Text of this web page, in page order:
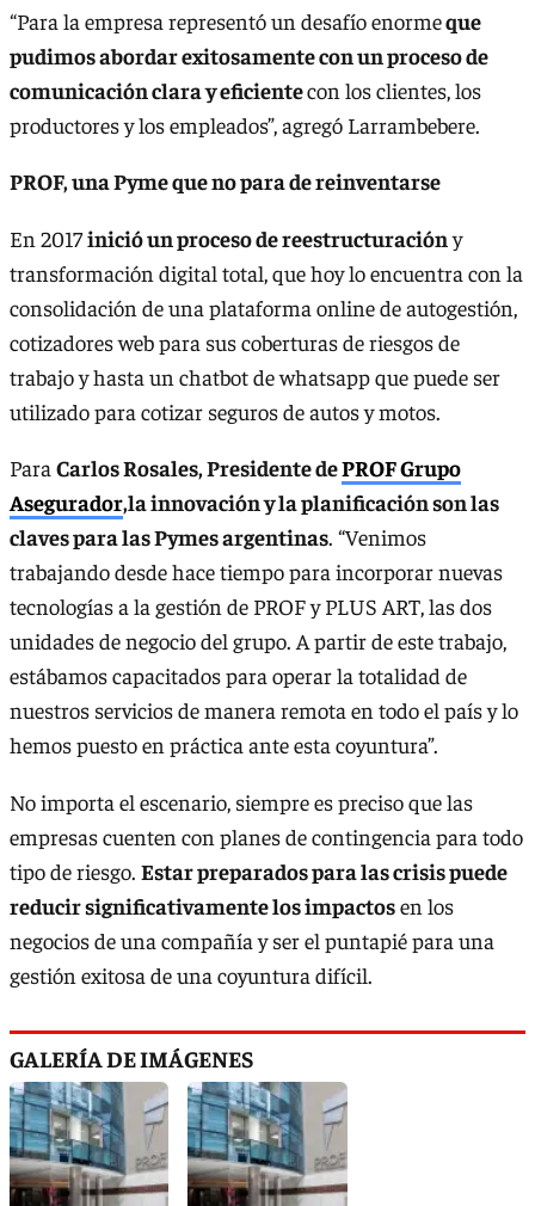
“Para la empresa representó un desafío enormeque
pudimos abordar exitosamente con un proceso de
comunicación clara y eficientecon los clientes, los
productores y los empleados”, agregó Larrambebere.
PROF, una Pyme que no para de reinventarse
En 2017inició un proceso de reestructuracióny
transformación digital total, que hoy lo encuentra con la
consolidación de una plataforma online de autogestión,
cotizadores web para sus coberturas de riesgos de
trabajo y hasta un chatbot de whatsapp que puede ser
utilizado para cotizar seguros de autos y motos.
Para Carlos Rosales, Presidente dePROF Grupo
Asegurador,la innovación y la planificación son las
claves para las Pymes argentinas. “Venimos
trabajando desde hace tiempo para incorporar nuevas
tecnologías a la gestión de PROF y PLUS ART, las dos
unidades de negocio del grupo. A partir de este trabajo,
estábamos capacitados para operar la totalidad de
nuestros servicios de manera remota en todo el país y lo
hemos puesto en práctica ante esta coyuntura”.
No importa el escenario, siempre es preciso que las
empresas cuenten con planes de contingencia para todo
tipo de riesgo. Estar preparados para las crisis puede
reducir significativamente los impactosen los
negocios de una compañía y ser el puntapié para una
gestión exitosa de una coyuntura difícil.
GALERÍA DE IMÁGENES